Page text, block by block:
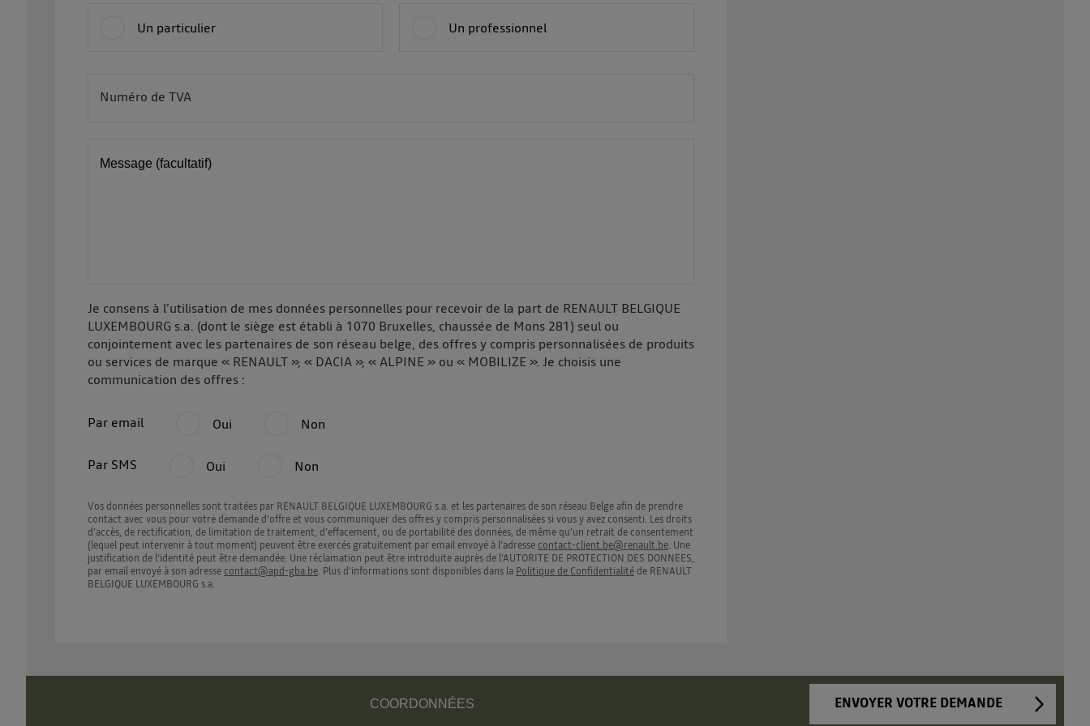
Un particulier Un professionnel
Numéro de TVA
BE
Message (facultatif)
Je consens à l’utilisation de mes données personnelles pour recevoir de la part de RENAULT BELGIQUE
LUXEMBOURG s.a. (dont le siège est établi à 1070 Bruxelles, chaussée de Mons 281) seul ou
conjointement avec les partenaires de son réseau belge, des offres y compris personnalisées de produits
ou services de marque « RENAULT », « DACIA », « ALPINE » ou « MOBILIZE ». Je choisis une
communication des offres :
Par email Oui Non
Par SMS Oui Non
Vos données personnelles sont traitées par RENAULT BELGIQUE LUXEMBOURG s.a. et les partenaires de son réseau Belge afin de prendre
contact avec vous pour votre demande d’offre et vous communiquer des offres y compris personnalisées si vous y avez consenti. Les droits
d’accès, de rectification, de limitation de traitement, d’effacement, ou de portabilité des données, de même qu’un retrait de consentement
(lequel peut intervenir à tout moment) peuvent être exercés gratuitement par email envoyé à l’adresse contact-client.be@renault.be. Une
justification de l’identité peut être demandée. Une réclamation peut être introduite auprès de l’AUTORITE DE PROTECTION DES DONNEES,
par email envoyé à son adresse contact@apd-gba.be. Plus d’informations sont disponibles dans la Politique de Confidentialité de RENAULT
BELGIQUE LUXEMBOURG s.a.
COORDONNÉES ENVOYER VOTRE DEMANDE